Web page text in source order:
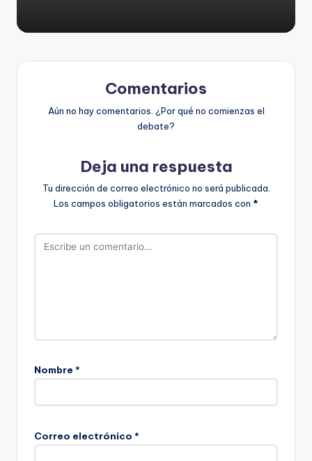
Comentarios
Aún no hay comentarios. ¿Por qué no comienzas el
debate?
Deja una respuesta
Tu dirección de correo electrónico no será publicada.
Los campos obligatorios están marcados con *
Nombre *
Correo electrónico *